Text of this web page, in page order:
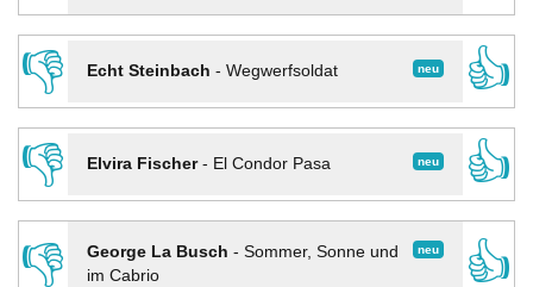
👎
neu
Echt Steinbach - Wegwerfsoldat
👍
👎
neu
Elvira Fischer- El Condor Pasa
👍
👎
neu
George La Busch - Sommer, Sonne und
im Cabrio
👍